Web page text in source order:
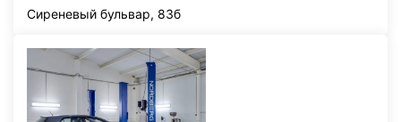
Сиреневый бульвар, 83б